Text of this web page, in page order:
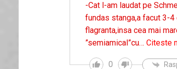
-Cat l-am laudat pe
fundas stanga,a facut 3-
flagranta,insa cea mai
”semiamical”cu…Citeste
0